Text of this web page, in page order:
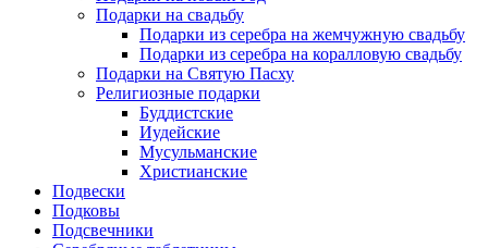
Подарки на свадьбу
Подарки из серебра на жемчужную свадьбу
Подарки из серебра на коралловую свадьбу
Подарки на Святую Пасху
Религиозные подарки
Буддистские
Иудейские
Мусульманские
Христианские
Подвески
Подковы
Подсвечники